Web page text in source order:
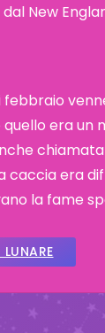
New
febbraio
era un
caccia era
la fame